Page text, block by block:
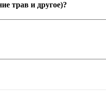
трав и другое)?